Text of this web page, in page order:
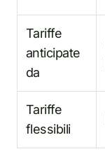
Tariffe
anticipate
da
Tariffe
flessibili